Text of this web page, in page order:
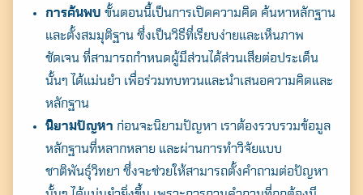
การค้นพบ ขั้นตอนนี้เป็นการเปิดความคิด ค้นหาหลักฐาน
และตั้งสมมุติฐาน ซึ่งเป็นวิธีที่เรียบง่ายและเห็นภาพ
ชัดเจน ที่สามารถกำหนดผู้มีส่วนได้ส่วนเสียต่อประเด็น
นั้นๆ ได้แม่นยำ เพื่อร่วมทบทวนและนำเสนอความคิดและ
หลักฐาน
นิยามปัญหา ก่อนจะนิยามปัญหา เราต้องรวบรวมข้อมูล
หลักฐานที่หลากหลาย และผ่านการทำวิจัยแบบ
ชาติพันธุ์วิทยา ซึ่งจะช่วยให้สามารถตั้งคำถามต่อปัญหา